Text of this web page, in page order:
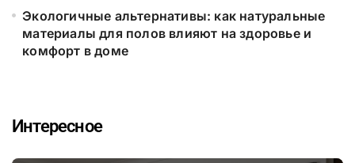
Экологичные альтернативы: как натуральные
материалы для полов влияют на здоровье и
комфорт в доме
Интересное